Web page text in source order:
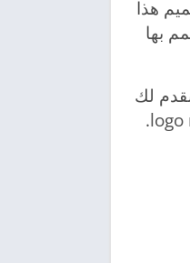
هذا
بها
لك